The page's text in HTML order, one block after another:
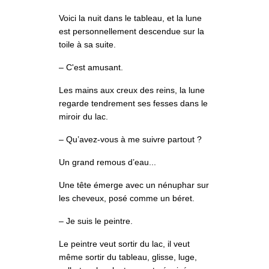
Voici la nuit dans le tableau, et la lune
est personnellement descendue sur la
toile à sa suite.
– C'est amusant.
Les mains aux creux des reins, la lune
regarde tendrement ses fesses dans le
miroir du lac.
– Qu’avez-vous à me suivre partout ?
Un grand remous d’eau...
Une tête émerge avec un nénuphar sur
les cheveux, posé comme un béret.
– Je suis le peintre.
Le peintre veut sortir du lac, il veut
même sortir du tableau, glisse, luge,